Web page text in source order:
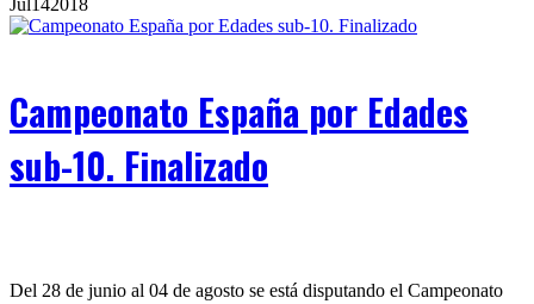
Jul142018
Campeonato España por Edades
sub-10. Finalizado
Del 28 de junio al 04 de agosto se está disputando el Campeonato